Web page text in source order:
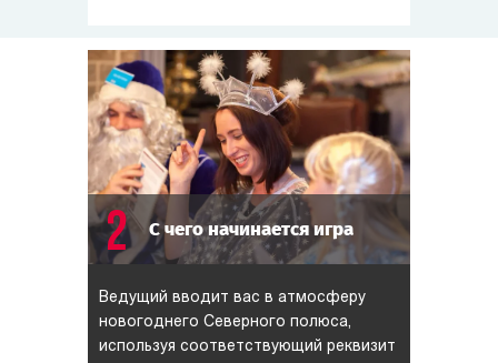
2 С чего начинается игра
Ведущий вводит вас в атмосферу
новогоднего Северного полюса,
используя соответствующий реквизит